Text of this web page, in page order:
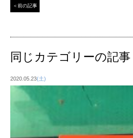
＜前の記事
同じカテゴリーの記事
2020.05.23(土)